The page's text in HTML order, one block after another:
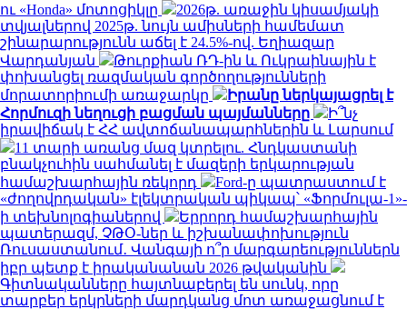
ու «Honda» մոտոցիկլը
2026թ. առաջին կիսամյակի
տվյալներով 2025թ. նույն ամիսների համեմատ
շինարարությունն աճել է 24.5%-ով. Եղիազար
Վարդանյան
Թուրքիան ՌԴ-ին և Ուկրաինային է
փոխանցել ռազմական գործողությունների
մորատորիումի առաջարկը
Իրանը ներկայացրել է
Հորմուզի նեղուցի բացման պայմանները
Ի՞նչ
իրավիճակ է ՀՀ ավտոճանապարհներին և Լարսում
11 տարի առանց մազ կտրելու. Հնդկաստանի
բնակչուհին սահմանել է մազերի երկարության
համաշխարհային ռեկորդ
Ford-ը պատրաստում է
«ժողովրդական» էլեկտրական պիկապ՝ «Ֆորմուլա-1»-
ի տեխնոլոգիաներով
Երրորդ համաշխարհային
պատերազմ, ՉԹՕ-ներ և իշխանափոխություն
Ռուսաստանում․ Վանգայի ո՞ր մարգարեություններն
իբր պետք է իրականանան 2026 թվականին
Գիտնականները հայտնաբերել են սունկ, որը
տարբեր երկրների մարդկանց մոտ առաջացնում է